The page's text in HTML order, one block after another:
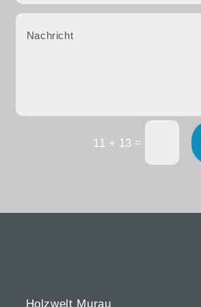
11 + 13=
Holzwelt Murau